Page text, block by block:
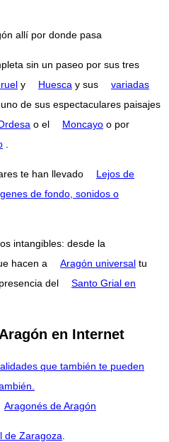
allí por donde pasa
sin un paseo por sus tres
y Huesca y sus
variadas
de sus espectaculares paisajes
o el Moncayo o por
te han llevado
Lejos de
de fondo, sonidos o
intangibles: desde la
hacen a Aragón universal tu
del
Santo Grial en
en Internet
que también te pueden
Aragonés de Aragón
de Zaragoza